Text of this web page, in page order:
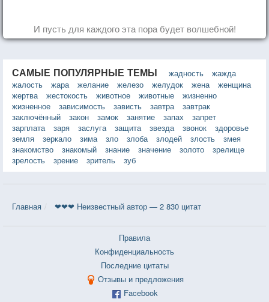
И пусть для каждого эта пора будет волшебной!
САМЫЕ ПОПУЛЯРНЫЕ ТЕМЫ жадность
жажда
жалость
жара желание железо желудок жена
женщина
жертва
жестокость животное животные
жизненно
жизненное
зависимость зависть завтра
завтрак
заключённый
закон замок занятие запах
запрет
зарплата
заря заслуга защита звезда звонок
здоровье
земля
зеркало зима зло злоба злодей злость
змея
знакомство
знакомый знание значение золото
зрелище
зрелость
зрение зритель зуб
Главная ❤❤❤ Неизвестный автор — 2 830 цитат
Правила
Конфиденциальность
Последние цитаты
Отзывы и предложения
Facebook